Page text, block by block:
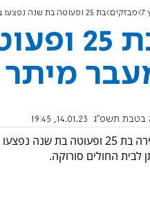
מבזקים בת 25 ופעוטה בת שנה נפצעו בתאונה בין מעבר מיתר לטנא עומרים
בת 25
מיתר
בטבת תשפ"ג 14.01.23, 19:45
לבית החולים סורוקה.